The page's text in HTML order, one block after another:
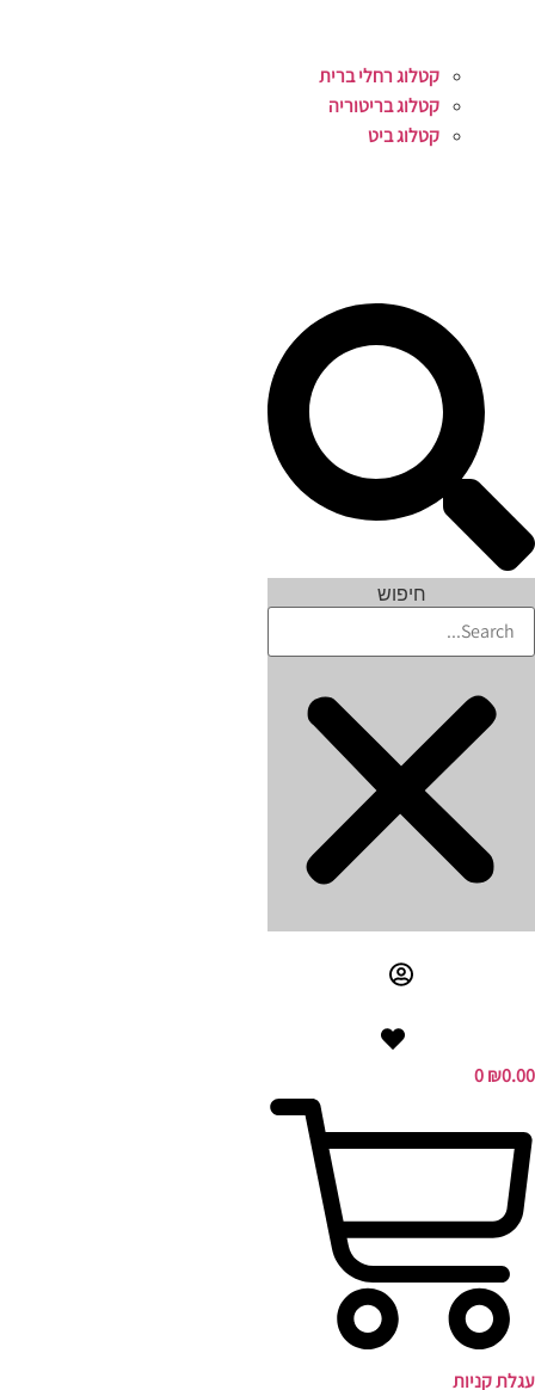
קטלוג רחלי ברית
קטלוג בריטוריה
קטלוג ביט
חיפוש
₪0.00
0
עגלת קניות